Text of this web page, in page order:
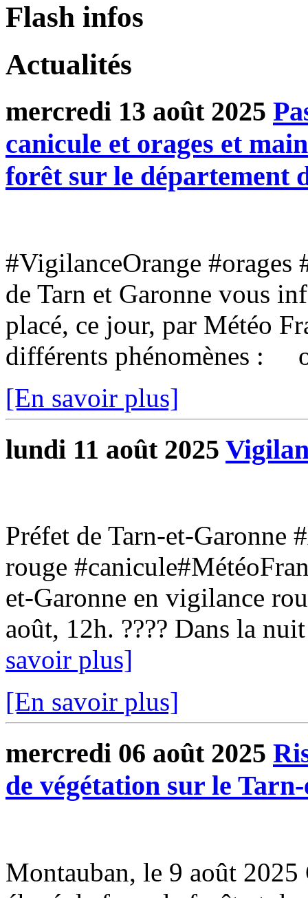
Flash infos
Actualités
mercredi 13 août 2025
canicule et orages et
forêt sur le département
#VigilanceOrange #orages
de Tarn et Garonne vous
placé, ce jour, par Météo
différents phénomènes :
[En savoir plus]
lundi 11 août 2025
Préfet de Tarn-et-Garonne
rouge
et-Garonne en vigilance
août, 12h. ???? Dans la
savoir plus]
[En savoir plus]
mercredi 06 août 2025
de végétation sur le
Montauban, le 9 août 2025